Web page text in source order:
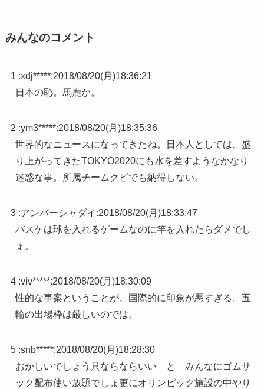
みんなのコメント
1 :xdj*****:2018/08/20(月)18:36:21
日本の恥。馬鹿か。
2 :ym3*****:2018/08/20(月)18:35:36
世界的なニュースになってきたね。日本人としては、盛
り上がってきたTOKYO2020にも水を差すようなかなり
迷惑な事。所属チームクビでも納得しない。
3 :アンバーシャダイ :2018/08/20(月)18:33:47
バスケは球を入れるゲームなのに竿を入れたらダメでし
ょ。
4 :viv*****:2018/08/20(月)18:30:09
性的な事案ということが、国際的に印象が悪すぎる。五
輪の出場枠は厳しいのでは。
5 :snb*****:2018/08/20(月)18:28:30
おかしいでしょう只ならならいい と みんなにゴムサ
ック配布使い放題でしょ更にオリンピック施設の中やり